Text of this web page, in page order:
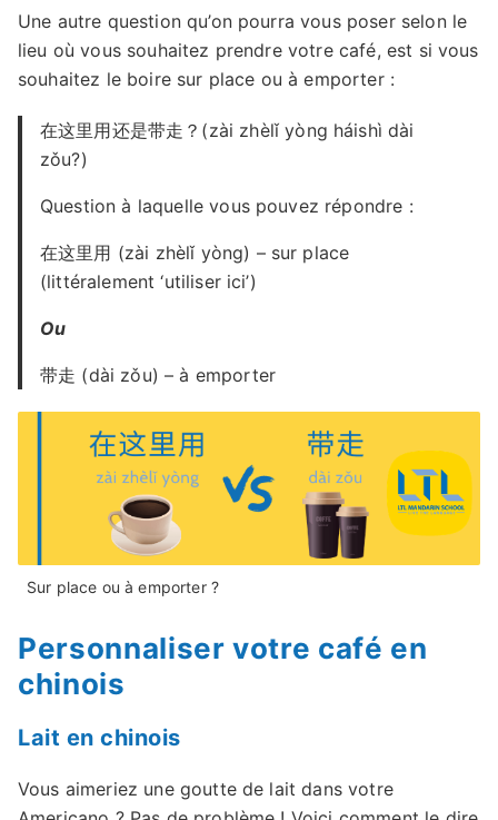
Une autre question qu’on pourra vous poser selon le
lieu où vous souhaitez prendre votre café, est si vous
souhaitez le boire sur place ou à emporter :
在这里用还是带走？(zài zhèlǐ yòng háishì dài
zǒu?)
Question à laquelle vous pouvez répondre :
在这里用 (zài zhèlǐ yòng) – sur place
(littéralement ‘utiliser ici’)
Ou
带走 (dài zǒu) – à emporter
Sur place ou à emporter ?
Personnaliser votre café en
chinois
Lait en chinois
Vous aimeriez une goutte de lait dans votre